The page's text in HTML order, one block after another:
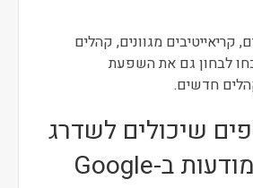
קריאייטיבים מגוונים, קהלים
לבחון גם את השפעת
חדשים.
שיכולים לשדרג
לכם את המודעות ב-Google